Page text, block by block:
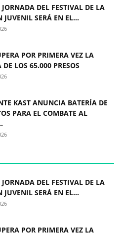
JORNADA DEL FESTIVAL DE LA
JUVENIL SERÁ EN EL...
POR PRIMERA VEZ LA
DE LOS 65.000 PRESOS
KAST ANUNCIA BATERÍA DE
PARA EL COMBATE AL
JORNADA DEL FESTIVAL DE LA
JUVENIL SERÁ EN EL...
POR PRIMERA VEZ LA